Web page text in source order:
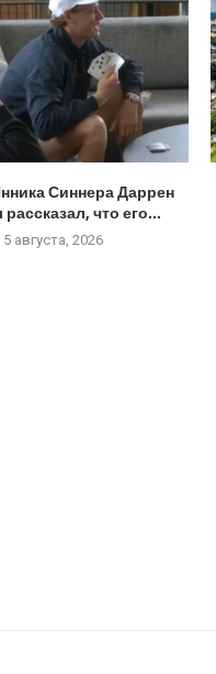
Синнера Даррен
что его...
5 августа, 2026